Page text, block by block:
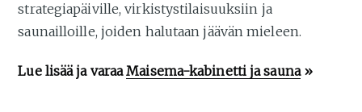
strategiapäiville, virkistystilaisuuksiin ja
saunailloille, joiden halutaan jäävän mieleen.
Lue lisää ja varaaMaisema-kabinetti ja sauna»